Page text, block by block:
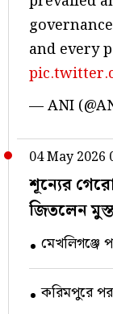
and every
— ANI
04 May 2026
শূন্যের
জিতলেন
মেখলিগঞ্জে
করিমপুরে